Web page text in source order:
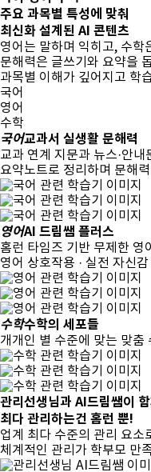
주요 과목별 특성에 맞춰
최신화 설계된 AI 콘텐츠
영어는 말하며 익히고, 수학
문해력은 글쓰기와 요약을
과목별 이해가 깊어지고 학
국어
영어
수학
국어교과서 실생활 문해력
교과 연계 지문과 뉴스·안
요약노트로 정리하며 문해
영어AI 드림쌤 플러스
홈런 타임즈 기반 무제한 영
영어 상호작용 · 실전 자신
수학수학의 세포들
개개인 별 수준에 맞는 맞춤
관리선생님과 AI드림쌤이 함
최다 관리하는건 홈런 뿐!
업계 최다 수준의 관리 요소
체계적인 관리가 학부모 만